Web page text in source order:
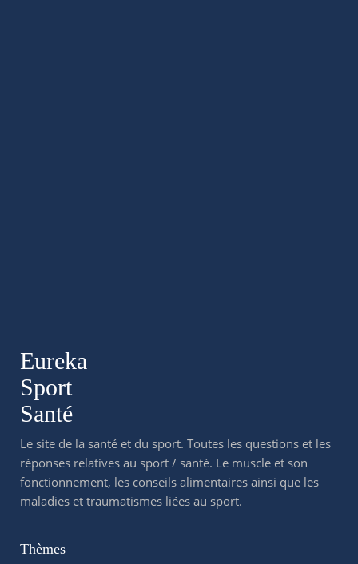
Eureka
Sport
Santé
Le site de la santé et du sport. Toutes les questions et les
réponses relatives au sport / santé. Le muscle et son
fonctionnement, les conseils alimentaires ainsi que les
maladies et traumatismes liées au sport.
Thèmes